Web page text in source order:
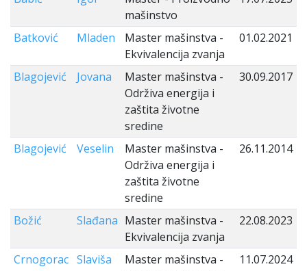
mašinstvo
Batković Mladen
Master mašinstva -
Ekvivalencija zvanja
01.02.2021
Blagojević Jovana
Master mašinstva -
Održiva energija i
zaštita životne
sredine
30.09.2017
Blagojević Veselin
Master mašinstva -
Održiva energija i
zaštita životne
sredine
26.11.2014
Božić Slađana Master mašinstva -
Ekvivalencija zvanja
22.08.2023
Crnogorac Slaviša
Master mašinstva -
11.07.2024